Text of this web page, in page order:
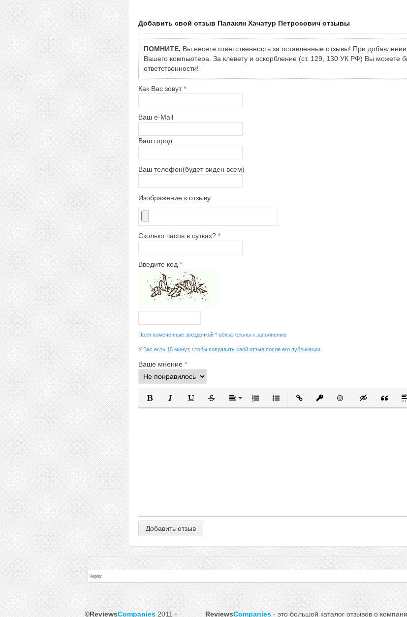
Добавить свой отзыв Палакян Хачатур Петросович отзывы
ПОМНИТЕ, Вы несете ответственность за оставленные отзывы! При
Вашего компьютера. За клевету и оскорбление (ст. 129, 130 УК РФ) Вы можете
ответственности!
Как Вас зовут*
Ваш e-Mail
Ваш город
Ваш телефон(будет виден всем)
Изображение к отзыву
Сколько часов в сутках? *
Введите код *
Поля помеченные звездочкой * обязательны к заполнению
У Вас есть 15 минут, чтобы поправить свой отзыв после его публикации
Ваше мнение *
Полужирный
КурсивПодчеркнутый
ЗачеркнутыйВыравнивание
Нумерованный список
Маркированный список
Вставить ссылку
Вставить защищенную
Вставить смайлик
ВставкаВставка
©ReviewsCompanies2011 - ReviewsCompanies- это большой каталог отзывов о